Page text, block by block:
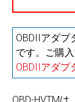
OBDIIアダプ
です。ご購
OBDIIアダプ